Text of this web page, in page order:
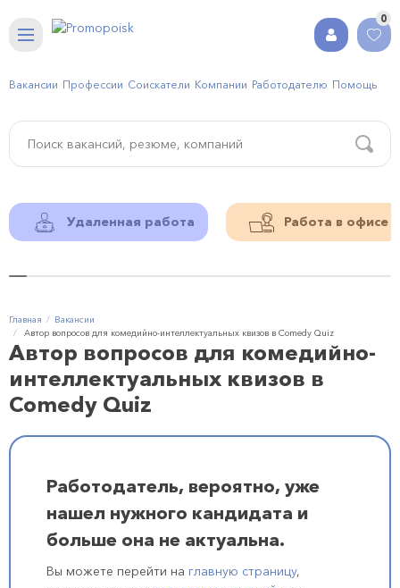
0
Вакансии Профессии Соискатели Компании Работодателю Помощь
Удаленная работа Работа в офисе
Главная
Вакансии
Автор вопросов для комедийно-интеллектуальных квизов в Comedy Quiz
Автор вопросов для комедийно-
интеллектуальных квизов в
Comedy Quiz
Работодатель, вероятно, уже
нашел нужного кандидата и
больше она не актуальна.
Вы можете перейти на главную страницу,